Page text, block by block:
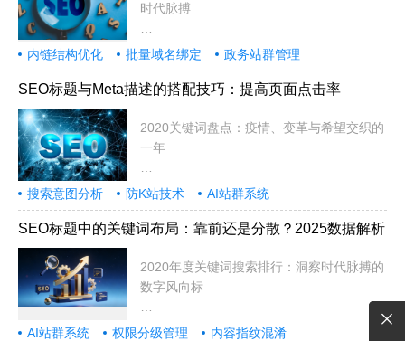
时代脉搏
2020年注定是不平凡的一年。
内链结构优化 批量域名绑定 政务站群管理
SEO标题与Meta描述的搭配技巧：提高页面点击率
2020关键词盘点：疫情、变革与希望交织的
一年
2020年注定是载入史册的一年。这
搜索意图分析 防K站技术 AI站群系统
SEO标题中的关键词布局：靠前还是分散？2025数据解析
2020年度关键词搜索排行：洞察时代脉搏的
数字风向标
在信息爆炸的时代，网络搜索不
AI站群系统 权限分级管理 内容指纹混淆